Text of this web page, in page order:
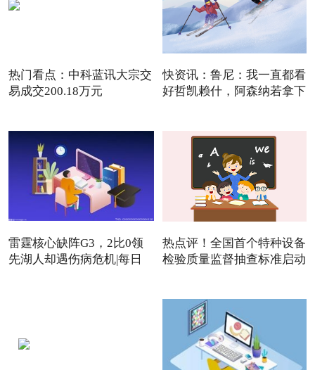
热门看点：中科蓝讯大宗交
易成交200.18万元
快资讯：鲁尼：我一直都看
好哲凯赖什，阿森纳若拿下
雷霆核心缺阵G3，2比0领
先湖人却遇伤病危机|每日
热点评！全国首个特种设备
检验质量监督抽查标准启动